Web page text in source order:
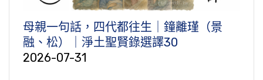
母親一句話，四代都往生｜鐘離瑾（景
融、松）｜淨土聖賢錄選譯30
2026-07-31